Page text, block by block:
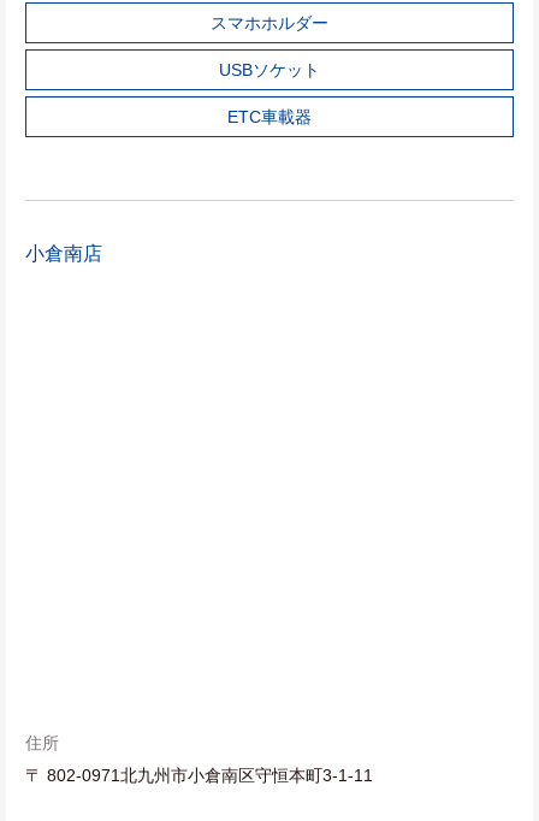
スマホホルダー
USBソケット
ETC車載器
小倉南店
住所
〒 802-0971北九州市小倉南区守恒本町3-1-11